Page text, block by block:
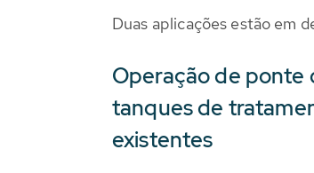
Duas aplicações estão em
Operação de ponte
tanques de
existentes